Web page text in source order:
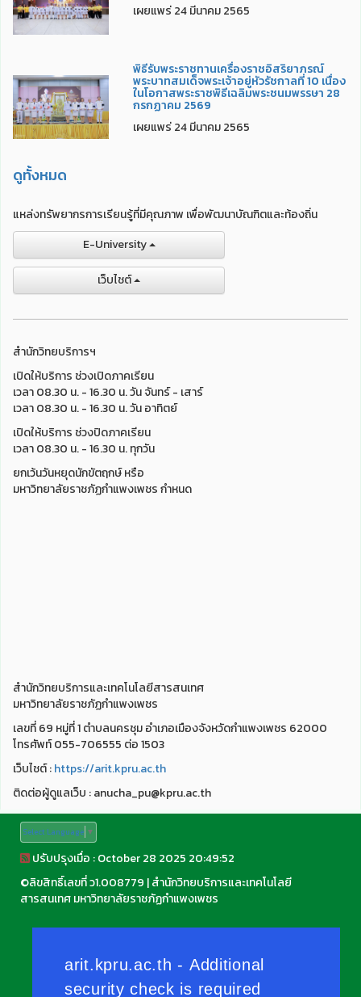
เผยแพร่ 24 มีนาคม 2565
พิธีรับพระราชทานเครื่องราชอิสริยาภรณ์
พระบาทสมเด็จพระเจ้าอยู่หัวรัชกาลที่ 10 เนื่อง
ในโอกาสพระราชพิธีเฉลิมพระชนมพรรษา 28
กรกฏาคม 2569
เผยแพร่ 24 มีนาคม 2565
ดูทั้งหมด
แหล่งทรัพยากรการเรียนรู้ที่มีคุณภาพ เพื่อพัฒนาบัณฑิตและท้องถิ่น
E-University
เว็บไชต์
สำนักวิทยบริการฯ
เปิดให้บริการ ช่วงเปิดภาคเรียน
เวลา 08.30 น. - 16.30 น. วัน จันทร์ - เสาร์
เวลา 08.30 น. - 16.30 น. วัน อาทิตย์
เปิดให้บริการ ช่วงปิดภาคเรียน
เวลา 08.30 น. - 16.30 น. ทุกวัน
ยกเว้นวันหยุดนักขัตฤกษ์ หรือ
มหาวิทยาลัยราชภัฏกำแพงเพชร กำหนด
สำนักวิทยบริการและเทคโนโลยีสารสนเทศ
มหาวิทยาลัยราชภัฏกำแพงเพชร
เลขที่ 69 หมู่ที่ 1 ตำบลนครชุม อำเภอเมืองจังหวัดกำแพงเพชร 62000
โทรศัพท์ 055-706555 ต่อ 1503
เว็บไชต์ :https://arit.kpru.ac.th
ติดต่อผู้ดูแลเว็บ : anucha_pu@kpru.ac.th
Select Language ▼
ปรับปรุงเมื่อ : October 28 2025 20:49:52
©ลิขสิทธิ์เลขที่ ว1.008779 |สำนักวิทยบริการและเทคโนโลยี
สารสนเทศ มหาวิทยาลัยราชภัฏกำแพงเพชร